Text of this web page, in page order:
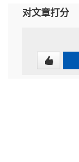
对文章打分